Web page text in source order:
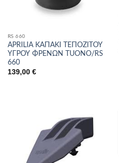
RS 660
APRILIA ΚΑΠΑΚΙ ΤΕΠΟΖΙΤΟΥ
ΥΓΡΟΥ ΦΡΕΝΩΝ TUONO/RS
660
139,00 €